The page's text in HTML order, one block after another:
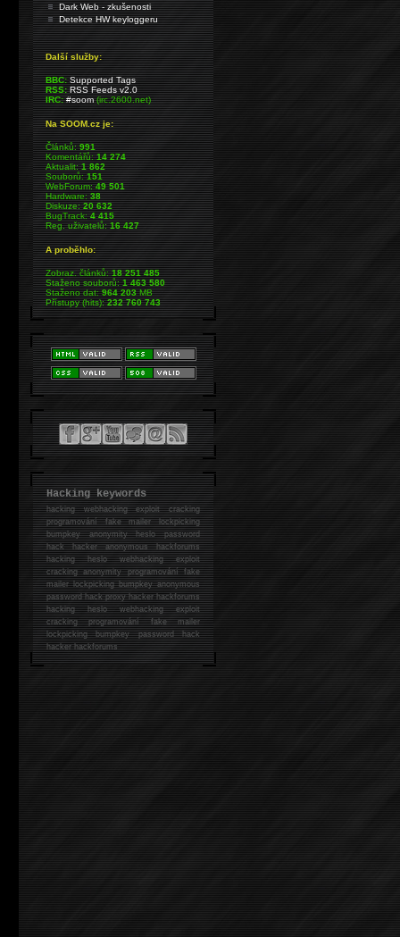
Dark Web - zkušenosti
Detekce HW keyloggeru
Další služby:
BBC: Supported Tags
RSS: RSS Feeds v2.0
IRC: #soom(irc.2600.net)
Na SOOM.cz je:
Článků:991
Komentářů:14 274
Aktualit:1 862
Souborů:151
WebForum:49 501
Hardware:38
Diskuze:20 632
BugTrack:4 415
Reg. uživatelů:16 427
A proběhlo:
Zobraz. článků:18 251 485
Staženo souborů:1 463 580
Staženo dat:964 203MB
Přístupy (hits):232 760 743
Hacking keywords
hackingwebhacking exploit cracking
programování fake mailer lockpicking
bumpkey anonymity heslo password
hackhacker anonymous hackforums
hackingheslo webhacking exploit
cracking anonymity programování fake
mailer lockpicking bumpkey anonymous
password hack proxy hacker hackforums
hacking heslo webhacking exploit
cracking programování fake mailer
lockpicking bumpkey password hack
hackerhackforums